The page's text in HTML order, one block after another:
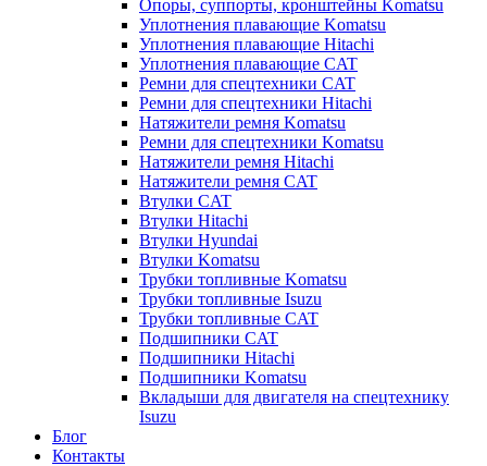
Опоры, суппорты, кронштейны Komatsu
Уплотнения плавающие Komatsu
Уплотнения плавающие Hitachi
Уплотнения плавающие CAT
Ремни для спецтехники CAT
Ремни для спецтехники Hitachi
Натяжители ремня Komatsu
Ремни для спецтехники Komatsu
Натяжители ремня Hitachi
Натяжители ремня CAT
Втулки CAT
Втулки Hitachi
Втулки Hyundai
Втулки Komatsu
Трубки топливные Komatsu
Трубки топливные Isuzu
Трубки топливные CAT
Подшипники CAT
Подшипники Hitachi
Подшипники Komatsu
Вкладыши для двигателя на спецтехнику
Isuzu
Блог
Контакты